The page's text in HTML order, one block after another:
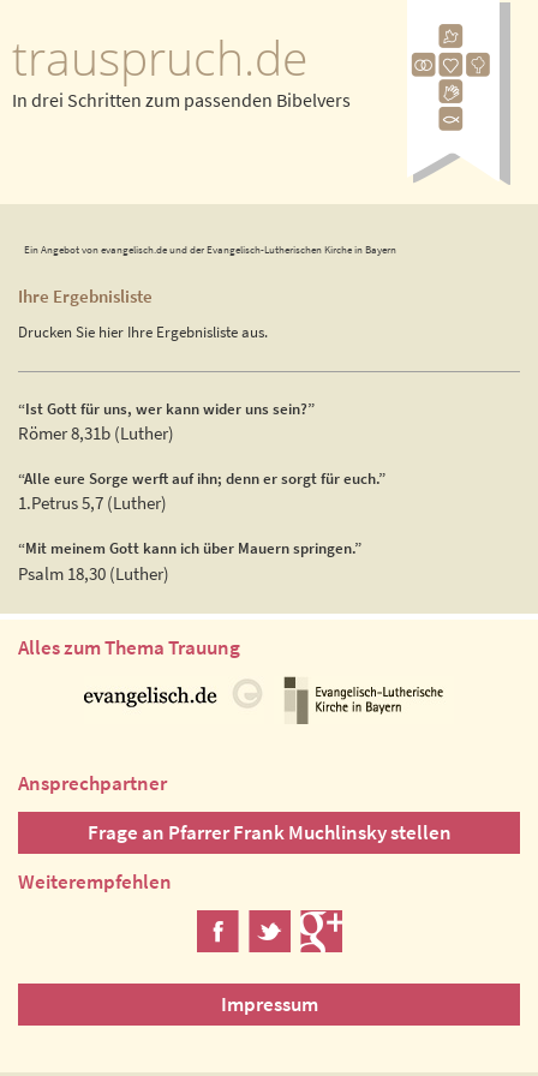
trauspruch.de
In drei Schritten zum passenden Bibelvers
Ein Angebot von evangelisch.de und der Evangelisch-Lutherischen Kirche in Bayern
Ihre Ergebnisliste
Drucken Sie hier Ihre Ergebnisliste aus.
“Ist Gott für uns, wer kann wider uns sein?”
Römer 8,31b (Luther)
“Alle eure Sorge werft auf ihn; denn er sorgt für euch.”
1.Petrus 5,7 (Luther)
“Mit meinem Gott kann ich über Mauern springen.”
Psalm 18,30 (Luther)
Alles zum Thema Trauung
Ansprechpartner
Frage an Pfarrer Frank Muchlinsky stellen
Weiterempfehlen
Impressum